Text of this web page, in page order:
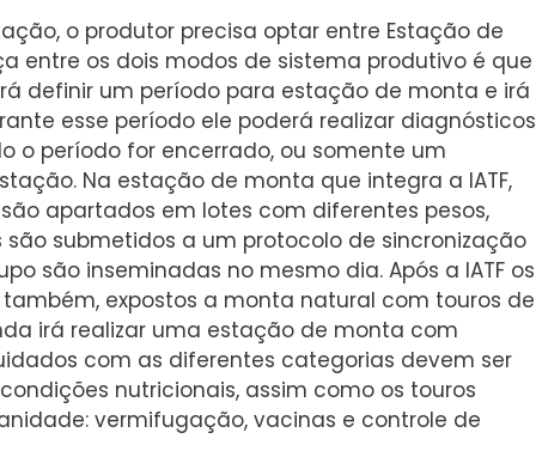
o produtor precisa optar entre Estação de
entre os dois modos de sistema produtivo é que
definir um período para estação de monta e irá
esse período ele poderá realizar diagnósticos
o período for encerrado, ou somente um
Na estação de monta que integra a IATF,
apartados em lotes com diferentes pesos,
são submetidos a um protocolo de sincronização
são inseminadas no mesmo dia. Após a IATF os
expostos a monta natural com touros de
irá realizar uma estação de monta com
com as diferentes categorias devem ser
nutricionais, assim como os touros
vermifugação, vacinas e controle de